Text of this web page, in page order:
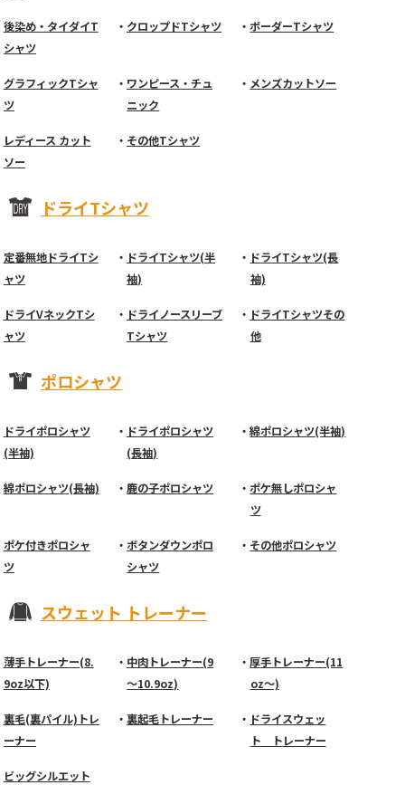
後染め・タイダイT
シャツ
クロップドTシャツ ボーダーTシャツ
グラフィックTシャ
ツ
ワンピース・チュ
ニック
メンズカットソー
レディース カット
ソー
その他Tシャツ
ドライTシャツ
定番無地ドライTシ
ャツ
ドライTシャツ(半
袖)
ドライTシャツ(長
袖)
ドライVネックTシ
ャツ
ドライノースリーブ
Tシャツ
ドライTシャツその
他
ポロシャツ
ドライポロシャツ
(半袖)
ドライポロシャツ
(長袖)
綿ポロシャツ(半袖)
綿ポロシャツ(長袖) 鹿の子ポロシャツ
ポケ無しポロシャ
ツ
ポケ付きポロシャ
ツ
ボタンダウンポロ
シャツ
その他ポロシャツ
スウェット トレーナー
薄手トレーナー(8.
9oz以下)
中肉トレーナー(9
～10.9oz)
厚手トレーナー(11
oz～)
裏毛(裏パイル)トレ
ーナー
裏起毛トレーナー
ドライスウェッ
ト トレーナー
ビッグシルエット